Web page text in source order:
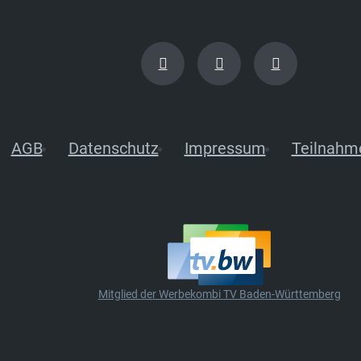
AGB Datenschutz Impressum
Mitglied der Werbekombi TV Baden-Württemberg